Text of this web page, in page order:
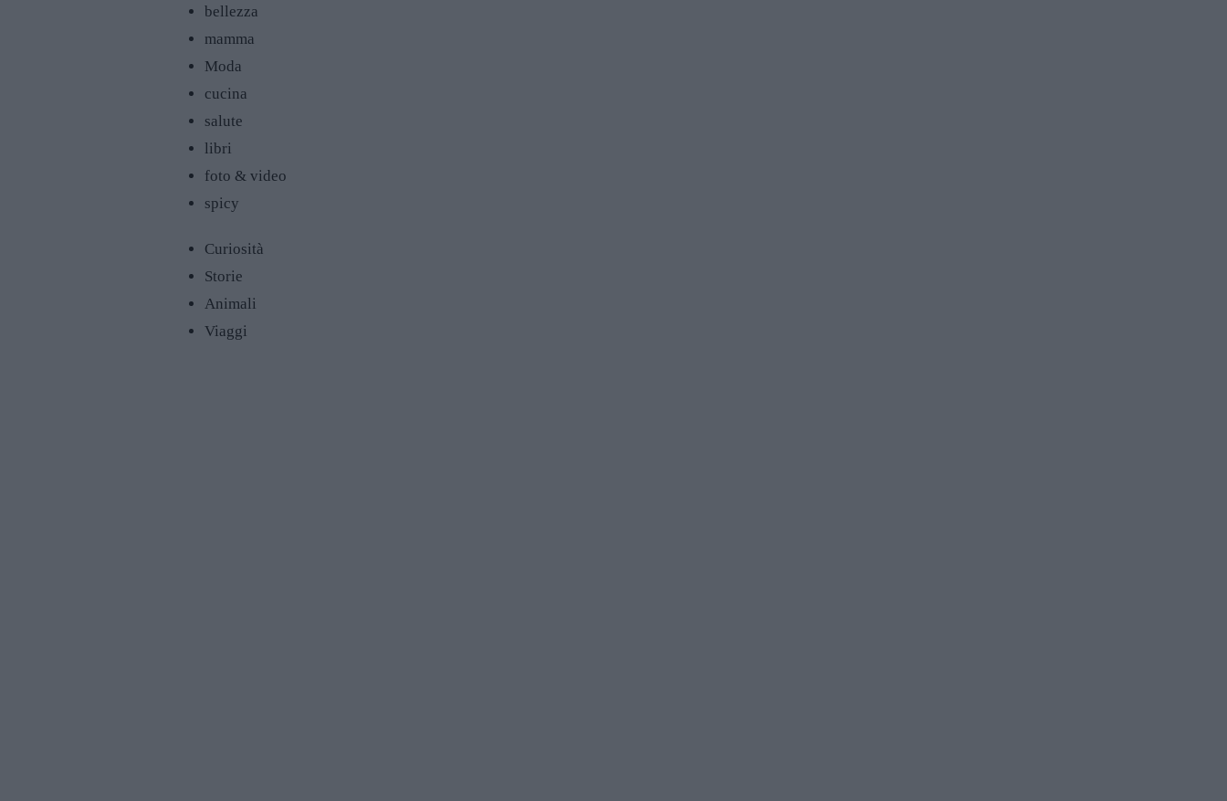
bellezza
mamma
Moda
cucina
salute
libri
foto & video
spicy
Curiosità
Storie
Animali
Viaggi